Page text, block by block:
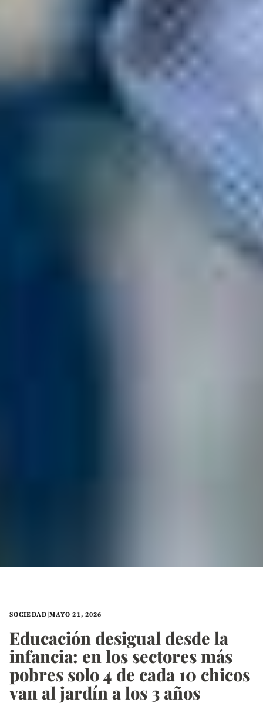
SOCIEDAD|MAYO 21, 2026
Educación desigual desde la
infancia: en los sectores más
pobres solo 4 de cada 10 chicos
van al jardín a los 3 años